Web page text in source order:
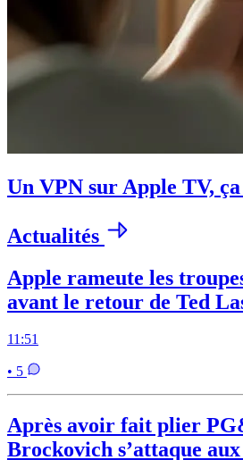
Un VPN sur Apple TV,
Actualités
Apple rameute les
avant le retour de Ted
11:51
• 5
Après avoir fait plier
Brockovich s’attaque